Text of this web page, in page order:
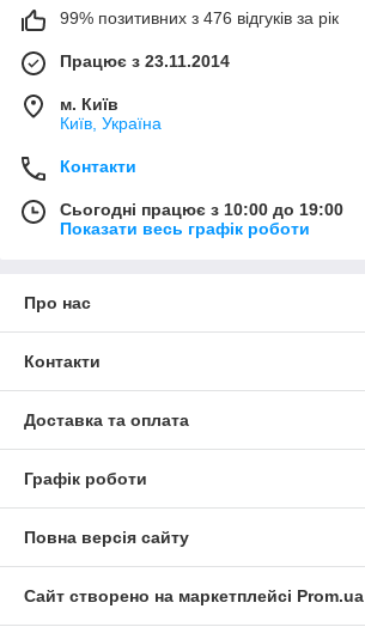
99% позитивних з 476 відгуків за рік
Працює з 23.11.2014
м. Київ
Київ, Україна
Контакти
Сьогодні працює з 10:00 до 19:00
Показати весь графік роботи
Про нас
Контакти
Доставка та оплата
Графік роботи
Повна версія сайту
Сайт створено на маркетплейсі Prom.ua